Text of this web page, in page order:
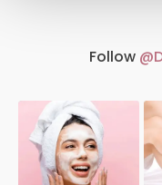
Follow